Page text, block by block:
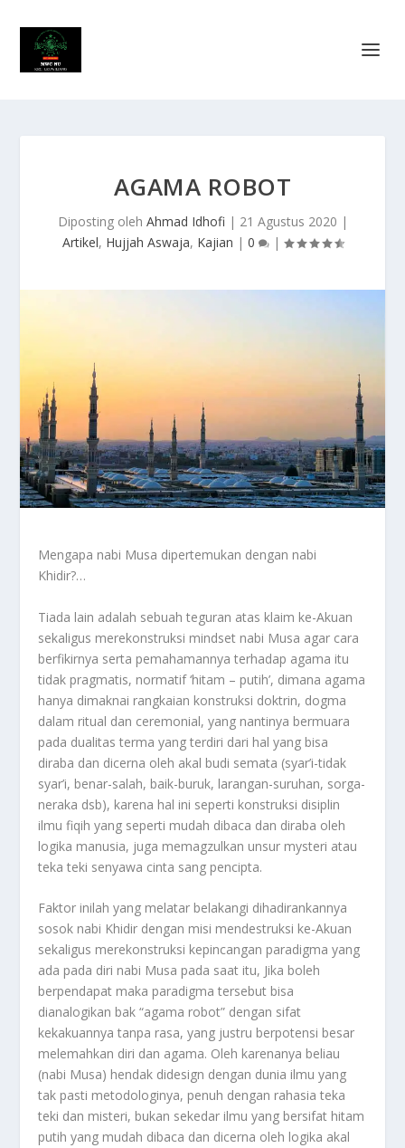
AGAMA ROBOT
Diposting oleh Ahmad Idhofi | 21 Agustus 2020 |
Artikel, Hujjah Aswaja, Kajian | 0 |
Mengapa nabi Musa dipertemukan dengan nabi
Khidir?…
Tiada lain adalah sebuah teguran atas klaim ke-Akuan
sekaligus merekonstruksi mindset nabi Musa agar cara
berfikirnya serta pemahamannya terhadap agama itu
tidak pragmatis, normatif ‘hitam – putih’, dimana agama
hanya dimaknai rangkaian konstruksi doktrin, dogma
dalam ritual dan ceremonial, yang nantinya bermuara
pada dualitas terma yang terdiri dari hal yang bisa
diraba dan dicerna oleh akal budi semata (syar’i-tidak
syar’i, benar-salah, baik-buruk, larangan-suruhan, sorga-
neraka dsb), karena hal ini seperti konstruksi disiplin
ilmu fiqih yang seperti mudah dibaca dan diraba oleh
logika manusia, juga memagzulkan unsur mysteri atau
teka teki senyawa cinta sang pencipta.
Faktor inilah yang melatar belakangi dihadirankannya
sosok nabi Khidir dengan misi mendestruksi ke-Akuan
sekaligus merekonstruksi kepincangan paradigma yang
ada pada diri nabi Musa pada saat itu, Jika boleh
berpendapat maka paradigma tersebut bisa
dianalogikan bak “agama robot” dengan sifat
kekakuannya tanpa rasa, yang justru berpotensi besar
melemahkan diri dan agama. Oleh karenanya beliau
(nabi Musa) hendak didesign dengan dunia ilmu yang
tak pasti metodologinya, penuh dengan rahasia teka
teki dan misteri, bukan sekedar ilmu yang bersifat hitam
putih yang mudah dibaca dan dicerna oleh logika akal